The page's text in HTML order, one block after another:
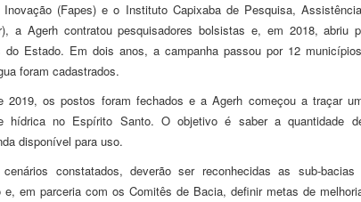
(Fapes) e o Instituto Capixaba de Pesquisa,
a Agerh contratou pesquisadores bolsistas e, em 2018, abriu
do Estado. Em dois anos, a campanha passou por 12
foram cadastrados.
2019, os postos foram fechados e a Agerh começou a traçar
hídrica no Espírito Santo. O objetivo é saber a quantidade
disponível para uso.
constatados, deverão ser reconhecidas as sub-
e, em parceria com os Comitês de Bacia, definir metas de